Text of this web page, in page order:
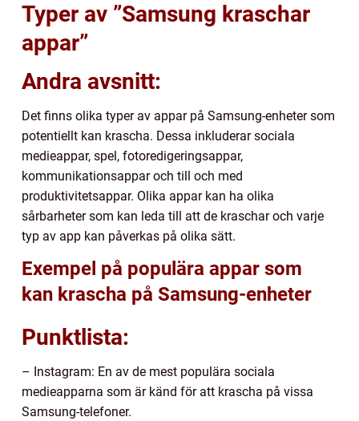
Typer av ”Samsung kraschar
appar”
Andra avsnitt:
Det finns olika typer av appar på Samsung-enheter som
potentiellt kan krascha. Dessa inkluderar sociala
medieappar, spel, fotoredigeringsappar,
kommunikationsappar och till och med
produktivitetsappar. Olika appar kan ha olika
sårbarheter som kan leda till att de kraschar och varje
typ av app kan påverkas på olika sätt.
Exempel på populära appar som
kan krascha på Samsung-enheter
Punktlista:
– Instagram: En av de mest populära sociala
medieapparna som är känd för att krascha på vissa
Samsung-telefoner.